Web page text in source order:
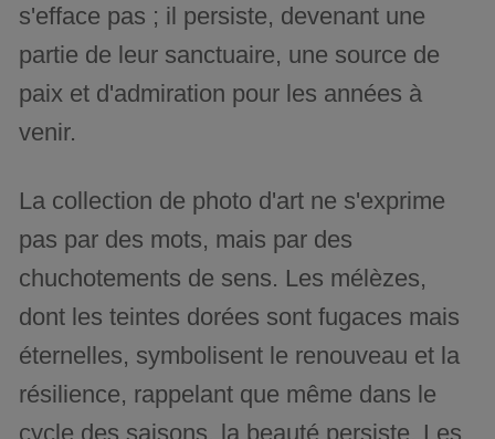
s'efface pas ; il persiste, devenant une
partie de leur sanctuaire, une source de
paix et d'admiration pour les années à
venir.
La collection de photo d'art ne s'exprime
pas par des mots, mais par des
chuchotements de sens. Les mélèzes,
dont les teintes dorées sont fugaces mais
éternelles, symbolisent le renouveau et la
résilience, rappelant que même dans le
cycle des saisons, la beauté persiste. Les